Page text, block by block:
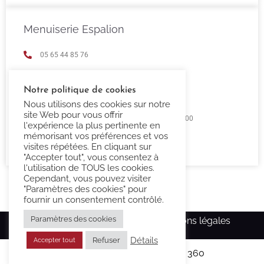
Menuiserie Espalion
05 65 44 85 76
23 Boulevard de Guizard 12500 Espalion
Lundi au Vendredi 9h00 -12h00 / 14h00 - 18h00
Fermé Samedi et Dimanche
Copyright Confort-3000.fr – Mentions légales
Réalisé par l’agence Ma Com 360
Notre politique de cookies
Nous utilisons des cookies sur notre
site Web pour vous offrir
l'expérience la plus pertinente en
mémorisant vos préférences et vos
visites répétées. En cliquant sur
"Accepter tout", vous consentez à
l'utilisation de TOUS les cookies.
Cependant, vous pouvez visiter
"Paramètres des cookies" pour
fournir un consentement contrôlé.
Paramètres des cookies
Accepter tout Refuser Détails